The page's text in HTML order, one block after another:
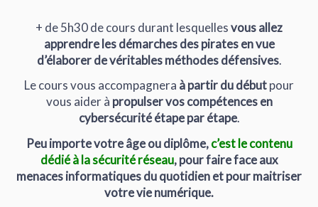
+ de 5h30 de cours durant lesquellesvous allez
apprendre les démarches des pirates en vue
d’élaborer de véritables méthodes défensives.
Le cours vous accompagnera à partir du débutpour
vous aider à propulser vos compétences en
cybersécurité étape par étape.
Peu importe votre âge ou diplôme,c’est le contenu
dédié à la sécurité réseau, pour faire face aux
menaces informatiques du quotidien et pour maitriser
votre vie numérique.